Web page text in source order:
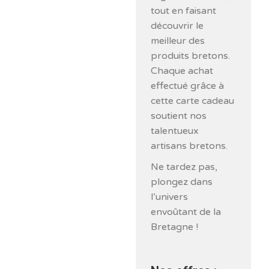
tout en faisant
découvrir le
meilleur des
produits bretons.
Chaque achat
effectué grâce à
cette carte cadeau
soutient nos
talentueux
artisans bretons.
Ne tardez pas,
plongez dans
l’univers
envoûtant de la
Bretagne !